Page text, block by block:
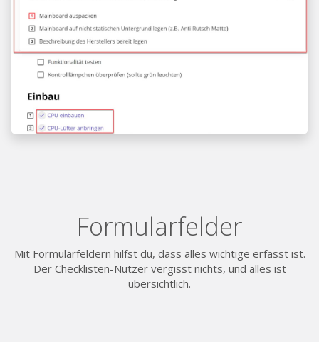
Formularfelder
Mit Formularfeldern hilfst du, dass alles wichtige erfasst ist.
Der Checklisten-Nutzer vergisst nichts, und alles ist
übersichtlich.